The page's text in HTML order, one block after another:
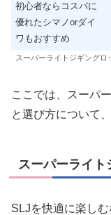
初心者ならコスパに
優れたシマノorダイ
ワもおすすめ
スーパーライトジギング
ここでは、スーパ
と選び方について
スーパーライ
SLJを快適に楽しむ